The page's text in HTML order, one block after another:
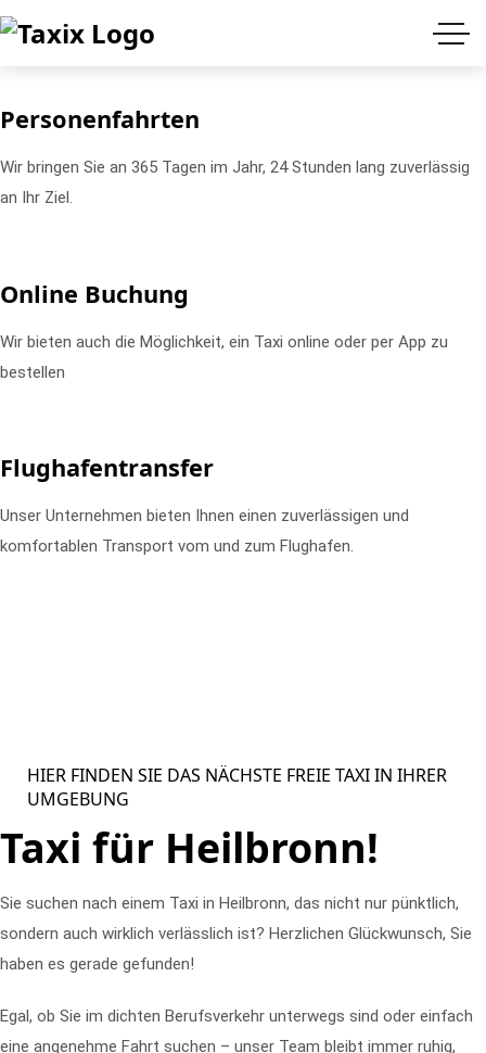
Personenfahrten
Wir bringen Sie an 365 Tagen im Jahr, 24 Stunden lang zuverlässig
an Ihr Ziel.
Online Buchung
Wir bieten auch die Möglichkeit, ein Taxi online oder per App zu
bestellen
Flughafentransfer
Unser Unternehmen bieten Ihnen einen zuverlässigen und
komfortablen Transport vom und zum Flughafen.
HIER FINDEN SIE DAS NÄCHSTE FREIE TAXI IN IHRER
UMGEBUNG
Taxi für Heilbronn!
Sie suchen nach einem Taxi in Heilbronn, das nicht nur pünktlich,
sondern auch wirklich verlässlich ist? Herzlichen Glückwunsch, Sie
haben es gerade gefunden!
Egal, ob Sie im dichten Berufsverkehr unterwegs sind oder einfach
eine angenehme Fahrt suchen – unser Team bleibt immer ruhig,